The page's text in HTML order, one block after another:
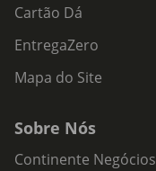
Cartão Dá
EntregaZero
Mapa do Site
Sobre Nós
Continente Negócios